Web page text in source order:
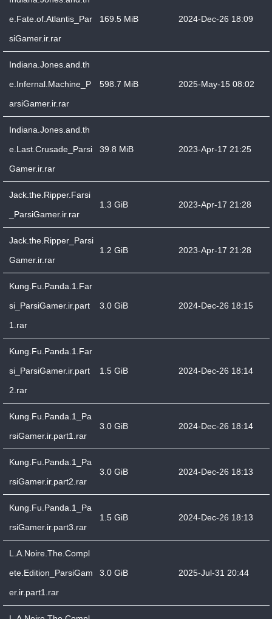
e.Fate.of.Atlantis_Par
siGamer.ir.rar
169.5 MiB 2024-Dec-26 18:09
Indiana.Jones.and.th
e.Infernal.Machine_P
arsiGamer.ir.rar
598.7 MiB 2025-May-15 08:02
Indiana.Jones.and.th
e.Last.Crusade_Parsi
Gamer.ir.rar
39.8 MiB 2023-Apr-17 21:25
Jack.the.Ripper.Farsi
_ParsiGamer.ir.rar
1.3 GiB 2023-Apr-17 21:28
Jack.the.Ripper_Parsi
Gamer.ir.rar
1.2 GiB 2023-Apr-17 21:28
Kung.Fu.Panda.1.Far
si_ParsiGamer.ir.part
1.rar
3.0 GiB 2024-Dec-26 18:15
Kung.Fu.Panda.1.Far
si_ParsiGamer.ir.part
2.rar
1.5 GiB 2024-Dec-26 18:14
Kung.Fu.Panda.1_Pa
rsiGamer.ir.part1.rar
3.0 GiB 2024-Dec-26 18:14
Kung.Fu.Panda.1_Pa
rsiGamer.ir.part2.rar
3.0 GiB 2024-Dec-26 18:13
Kung.Fu.Panda.1_Pa
rsiGamer.ir.part3.rar
1.5 GiB 2024-Dec-26 18:13
L.A.Noire.The.Compl
ete.Edition_ParsiGam
er.ir.part1.rar
3.0 GiB 2025-Jul-31 20:44